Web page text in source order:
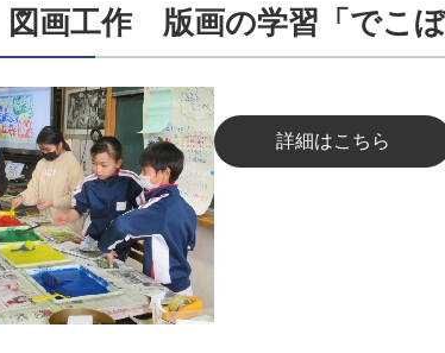
画工作 版画の学習「でこ
詳細はこちら